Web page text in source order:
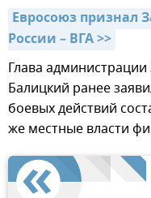
Евросоюз признал
России – ВГА >>
Глава
Балицкий ранее
боевых действий
же местные власти